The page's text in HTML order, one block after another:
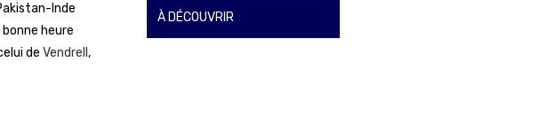
Inde
heure
de Vendrell ,
À DÉCOUVRIR